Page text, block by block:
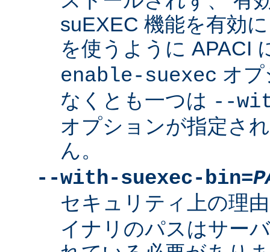
suEXEC 機能を有効
を使うように APACI
enable-suexec オ
なくとも一つは --
オプションが指定さ
ん。
--with-suexec-bin=
セキュリティ上の理
イナリのパスはサー